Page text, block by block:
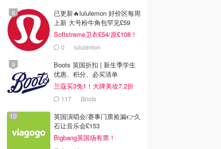
已更新🔥lululemon 好价区每周
上新 大号粉牛角包罕见£59
Softstreme卫衣£54/原£108！
0 lululemon
Boots 英国折扣 | 新生季学生
优惠、积分、必买清单
兰蔻买3免1！大牌美妆7.2折
117 Boots
英国演唱会/赛事门票捡漏👉久
石让音乐会£153
Bigbang英国场有票！